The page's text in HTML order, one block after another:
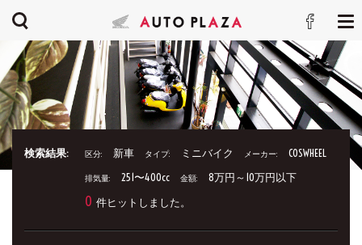
検索結果: 区分: 新車 タイプ: ミニバイク メーカー: COSWHEEL
排気量: 251〜400cc 金額: 8万円～10万円以下
0 件ヒットしました。